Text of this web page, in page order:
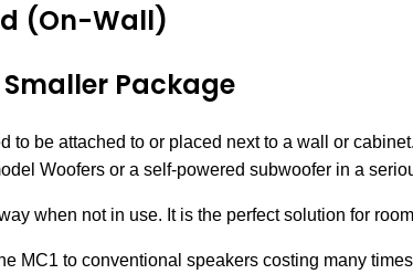
(On-Wall)
Smaller Package
be attached to or placed next to a wall or
Woofers or a self-powered subwoofer in a
when not in use. It is the perfect solution for
MC1 to conventional speakers costing many